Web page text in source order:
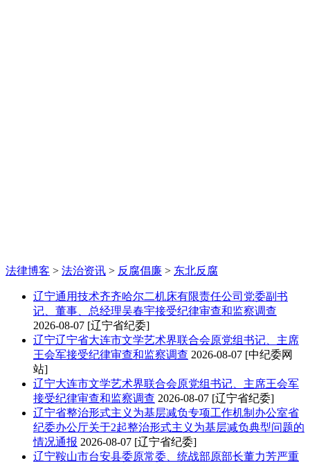
法律博客 > 法治资讯 > 反腐倡廉 > 东北反腐
辽宁通用技术齐齐哈尔二机床有限责任公司党委副书
记、董事、总经理吴春宇接受纪律审查和监察调查
2026-08-07 [辽宁省纪委]
辽宁辽宁省大连市文学艺术界联合会原党组书记、主席
王会军接受纪律审查和监察调查 2026-08-07 [中纪委网
站]
辽宁大连市文学艺术界联合会原党组书记、主席王会军
接受纪律审查和监察调查 2026-08-07 [辽宁省纪委]
辽宁省整治形式主义为基层减负专项工作机制办公室省
纪委办公厅关于2起整治形式主义为基层减负典型问题的
情况通报 2026-08-07 [辽宁省纪委]
辽宁鞍山市台安县委原常委、统战部原部长董力芳严重